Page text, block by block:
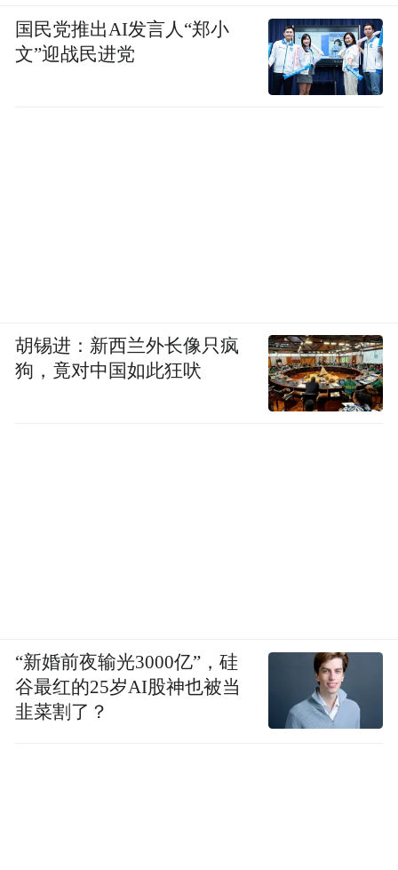
国民党推出AI发言人“郑小
文”迎战民进党
胡锡进：新西兰外长像只疯
狗，竟对中国如此狂吠
“新婚前夜输光3000亿”，硅
谷最红的25岁AI股神也被当
韭菜割了？